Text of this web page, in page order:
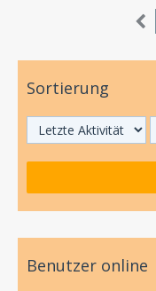
Sortierung
Benutzer online